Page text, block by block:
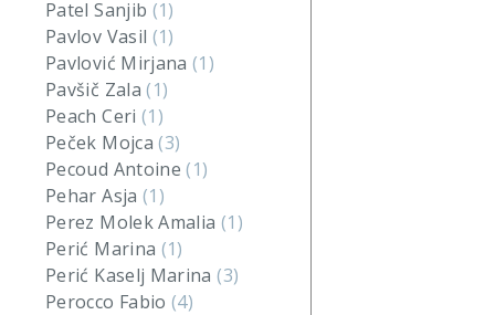
Patel Sanjib (1)
Pavlov Vasil (1)
Pavlović Mirjana(1)
Pavšič Zala(1)
Peach Ceri (1)
Peček Mojca(3)
Pecoud Antoine(1)
Pehar Asja (1)
Perez Molek Amalia (1)
Perić Marina (1)
Perić Kaselj Marina(3)
Perocco Fabio(4)